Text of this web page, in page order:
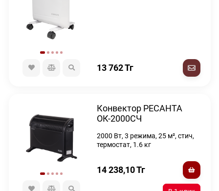
13 762Тг
Конвектор РЕСАНТА
ОК-2000СЧ
2000 Вт, 3 режима, 25 м², стич,
термостат, 1.6 кг
14 238,10Тг